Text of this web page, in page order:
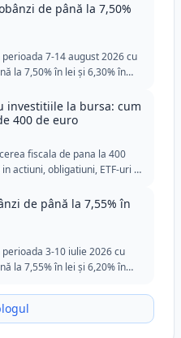
de până la 7,50%
7-14 august 2026 cu
la 7,50% în lei și 6,30% în
minime reduse în lei și euro.
investitiile la bursa: cum
400 de euro
fiscala de pana la 400
actiuni, obligatiuni, ETF-uri si
de până la 7,55% în
3-10 iulie 2026 cu
la 7,55% în lei și 6,20% în
o opțiune atractivă
siguranță, flexibilitate și